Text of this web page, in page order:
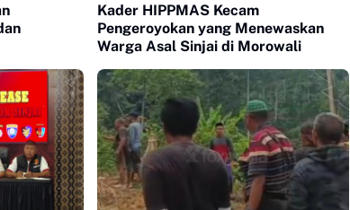
Kader HIPPMAS Kecam
Pengeroyokan yang Menewaskan
Warga Asal Sinjai di Morowali